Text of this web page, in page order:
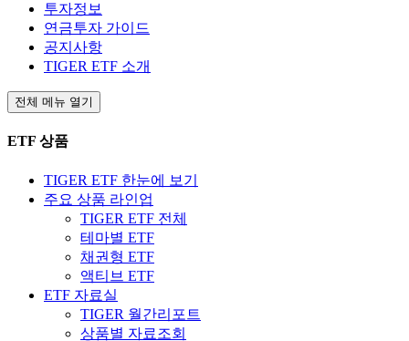
투자정보
연금투자 가이드
공지사항
TIGER ETF 소개
전체 메뉴 열기
ETF 상품
TIGER ETF 한눈에 보기
주요 상품 라인업
TIGER ETF 전체
테마별 ETF
채권형 ETF
액티브 ETF
ETF 자료실
TIGER 월간리포트
상품별 자료조회